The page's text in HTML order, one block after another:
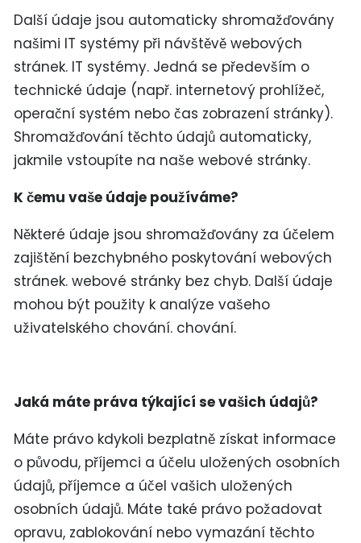
Další údaje jsou automaticky shromažďovány
našimi IT systémy při návštěvě webových
stránek. IT systémy. Jedná se především o
technické údaje (např. internetový prohlížeč,
operační systém nebo čas zobrazení stránky).
Shromažďování těchto údajů automaticky,
jakmile vstoupíte na naše webové stránky.
K čemu vaše údaje používáme?
Některé údaje jsou shromažďovány za účelem
zajištění bezchybného poskytování webových
stránek. webové stránky bez chyb. Další údaje
mohou být použity k analýze vašeho
uživatelského chování. chování.
Jaká máte práva týkající se vašich údajů?
Máte právo kdykoli bezplatně získat informace
o původu, příjemci a účelu uložených osobních
údajů, příjemce a účel vašich uložených
osobních údajů. Máte také právo požadovat
opravu, zablokování nebo vymazání těchto